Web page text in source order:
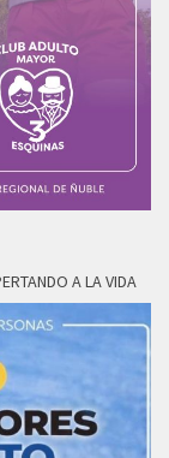
A LA VIDA